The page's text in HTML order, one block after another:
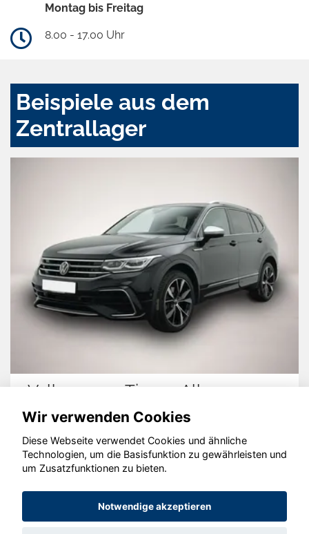
Montag bis Freitag
8.00 - 17.00 Uhr
Beispiele aus dem
Zentrallager
Volkswagen Tiguan Allspace
© konjunkturmotor.de GmbH 2020 - 2026
Wir verwenden Cookies
Diese Webseite verwendet Cookies und ähnliche
Technologien, um die Basisfunktion zu gewährleisten und
um Zusatzfunktionen zu bieten.
Notwendige akzeptieren